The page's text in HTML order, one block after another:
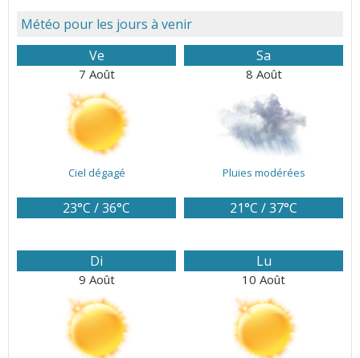
Météo pour les jours à venir
Ve
7 Août
Ciel dégagé
23°C / 36°C
Sa
8 Août
Pluies modérées
21°C / 37°C
Di
9 Août
Lu
10 Août